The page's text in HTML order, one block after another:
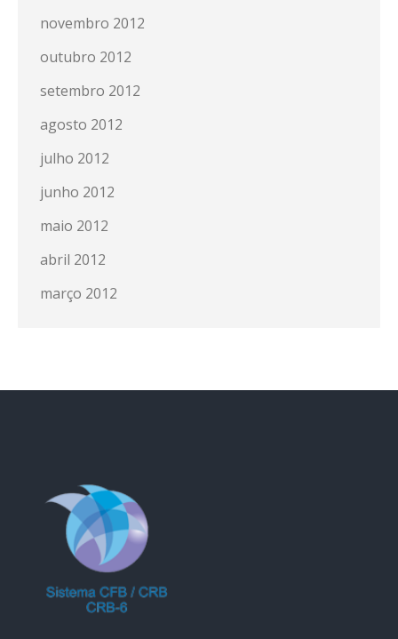
novembro 2012
outubro 2012
setembro 2012
agosto 2012
julho 2012
junho 2012
maio 2012
abril 2012
março 2012